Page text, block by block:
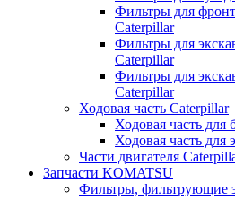
Фильтры для
Caterpillar
Фильтры для
Caterpillar
Фильтры для
Caterpillar
Ходовая часть Caterpillar
Ходовая часть для
Ходовая часть для
Части двигателя
Запчасти KOMATSU
Фильтры, фильтрующие